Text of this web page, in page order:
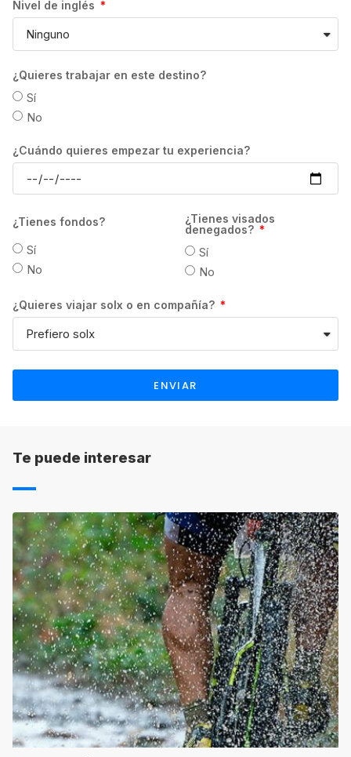
Estas podrán variar en función del número
de semanas contratadas, así como del perfil
de cada estudiante.
En todo caso, la devolución se efectuará en
que se realice la transferencia. Los gastos
estudiante.
GrowPro Experience no se hace
responsable, en ningún caso, de la
devolución del importe ya pagado por el
estudiante, si la escuela determina retener el
gestión atendiendo a sus propias
condiciones. Asimismo, el plazo de
devolución será también el indicado por
cada una de las escuelas.
PLANES DE PAGO EN CANADÁ:Es
fraccionar el pago.
Nivel de inglés
¿Quieres trabajar en este destino?
Sí
No
¿Cuándo quieres empezar tu experiencia?
¿Tienes fondos?
Sí
No
¿Tienes visados
denegados?
Sí
No
¿Quieres viajar solx o en compañía?
ENVIAR
Te puede interesar